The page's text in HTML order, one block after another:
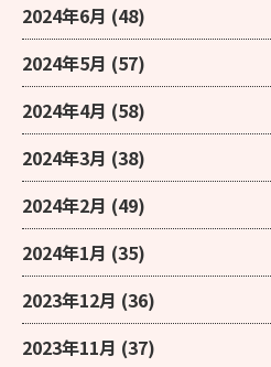
2024年6月 (48)
2024年5月 (57)
2024年4月 (58)
2024年3月 (38)
2024年2月 (49)
2024年1月 (35)
2023年12月 (36)
2023年11月 (37)